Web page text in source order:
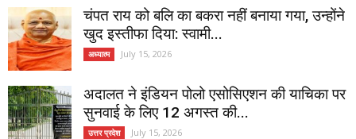
चंपत राय को बलि का बकरा नहीं बनाया गया, उन्होंने
खुद इस्तीफा दिया: स्वामी...
अध्यात्म July 15, 2026
अदालत ने इंडियन पोलो एसोसिएशन की याचिका पर
सुनवाई के लिए 12 अगस्त की...
उत्तर प्रदेश July 15, 2026